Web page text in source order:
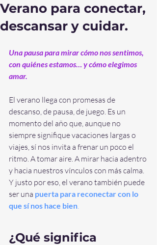
Verano para conectar,
descansar y cuidar.
Una pausa para mirar cómo nos sentimos,
con quiénes estamos… y cómo elegimos
amar.
El verano llega con promesas de
descanso, de pausa, de juego. Es un
momento del año que, aunque no
siempre signifique vacaciones largas o
viajes, sí nos invita a frenar un poco el
ritmo. A tomar aire. A mirar hacia adentro
y hacia nuestros vínculos con más calma.
Y justo por eso, el verano también puede
ser una puerta para reconectar con lo
que sí nos hace bien.
¿Qué significa